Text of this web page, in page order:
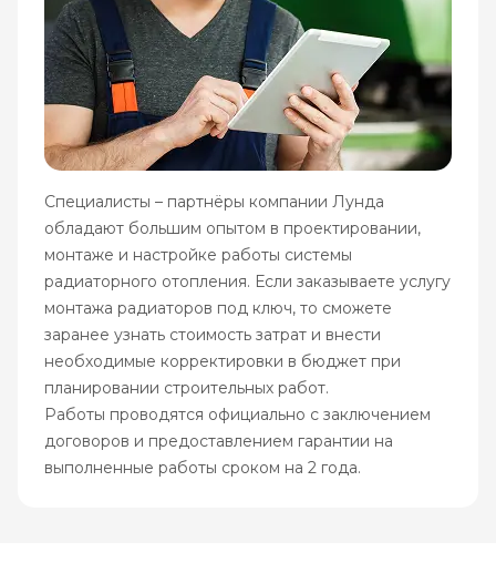
Специалисты – партнёры компании Лунда
обладают большим опытом в проектировании,
монтаже и настройке работы системы
радиаторного отопления. Если заказываете услугу
монтажа радиаторов под ключ, то сможете
заранее узнать стоимость затрат и внести
необходимые корректировки в бюджет при
планировании строительных работ.
Работы проводятся официально с заключением
договоров и предоставлением гарантии на
выполненные работы сроком на 2 года.